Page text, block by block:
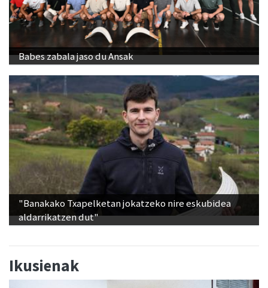
Babes zabala jaso du Ansak
"Banakako Txapelketan jokatzeko nire eskubidea
aldarrikatzen dut"